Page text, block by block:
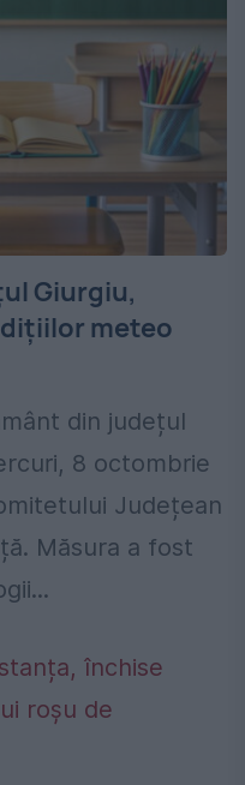
Giurgiu,
meteo
din județul
8 octombrie
Județean
Măsura a fost